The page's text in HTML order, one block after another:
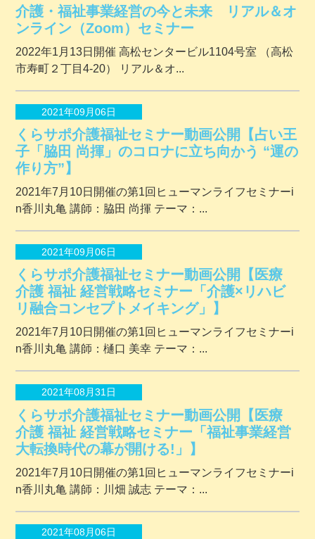
介護・福祉事業経営の今と未来 リアル＆オ
ンライン（Zoom）セミナー
2022年1月13日開催 ⾼松センタービル1104号室 （⾼松
市寿町２丁⽬4-20） リアル＆オ...
2021年09月06日
くらサポ介護福祉セミナー動画公開【占い王
子「脇田 尚揮」のコロナに立ち向かう “運の
作り方”】
2021年7月10日開催の第1回ヒューマンライフセミナーi
n香川丸亀 講師：脇田 尚揮 テーマ：...
2021年09月06日
くらサポ介護福祉セミナー動画公開【医療
介護 福祉 経営戦略セミナー「介護×リハビ
リ融合コンセプトメイキング」】
2021年7月10日開催の第1回ヒューマンライフセミナーi
n香川丸亀 講師：樋口 美幸 テーマ：...
2021年08月31日
くらサポ介護福祉セミナー動画公開【医療
介護 福祉 経営戦略セミナー「福祉事業経営
大転換時代の幕が開ける!」】
2021年7月10日開催の第1回ヒューマンライフセミナーi
n香川丸亀 講師：川畑 誠志 テーマ：...
2021年08月06日